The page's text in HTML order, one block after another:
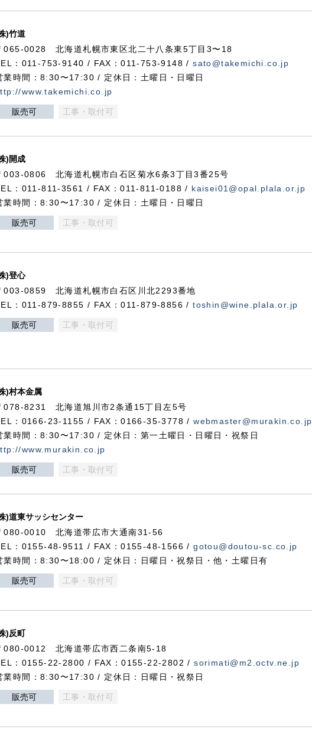
)竹道
065-0028 北海道札幌市東区北二十八条東5丁目3〜18
：011-753-9140 / FAX：011-753-9148 /sato@takemichi.co.jp
業時間：8:30〜17:30 / 定休日：土曜日・日曜日
www.takemichi.co.jp
販売可 工事・取付可
)開成
003-0806 北海道札幌市白石区菊水6条3丁目3番25号
：011-811-3561 / FAX：011-811-0188 / kaisei01@opal.plala.or.jp
業時間：8:30〜17:30 / 定休日：土曜日・日曜日
販売可 工事・取付可
)登心
003-0859 北海道札幌市白石区川北2293番地
：011-879-8855 / FAX：011-879-8856 /toshin@wine.plala.or.jp
販売可 工事・取付可
)村本金属
078-8231 北海道旭川市2条通15丁目左5号
：0166-23-1155 / FAX：0166-35-3778 /webmaster@murakin.co.jp
業時間：8:30〜17:30 / 定休日：第一土曜日・日曜日・祝祭日
www.murakin.co.jp
販売可 工事・取付可
)道東サッシセンター
080-0010 北海道帯広市大通南31-56
：0155-48-9511 / FAX：0155-48-1566 /gotou@doutou-sc.co.jp
業時間：8:30〜18:00 / 定休日：日曜日・祝祭日・他・土曜日有
販売可 工事・取付可
)反町
080-0012 北海道帯広市西二条南5-18
：0155-22-2800 / FAX：0155-22-2802 /sorimati@m2.octv.ne.jp
業時間：8:30〜17:30 / 定休日：日曜日・祝祭日
販売可 工事・取付可